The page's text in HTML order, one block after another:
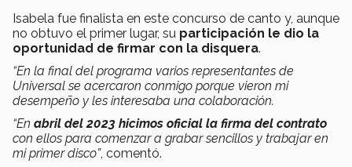
Isabela fue finalista en este concurso de canto y, aunque
no obtuvo el primer lugar, su participación le dio la
oportunidad de firmar con la disquera.
“En la final del programa varios representantes de
Universal se acercaron conmigo porque vieron mi
desempeño y les interesaba una colaboración.
“En abril del 2023 hicimos oficial la firma del contrato
con ellos para comenzar a grabar sencillos y trabajar en
mi primer disco”, comentó.